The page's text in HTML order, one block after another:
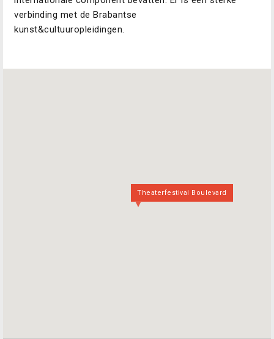
verbinding met de Brabantse
kunst&cultuuropleidingen.
Theaterfestival Boulevard